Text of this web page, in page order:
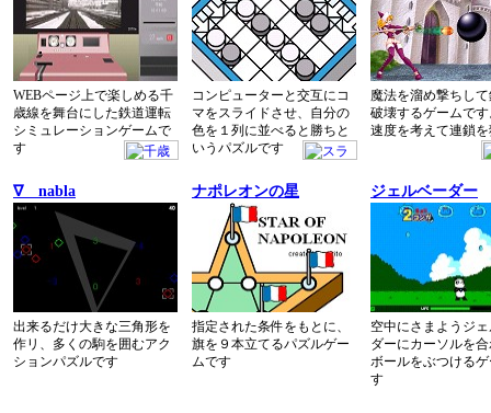
WEBページ上で楽しめる千
歳線を舞台にした鉄道運転
シミュレーションゲームで
す
コンピューターと交互にコ
マをスライドさせ、自分の
色を１列に並べると勝ちと
いうパズルです
魔法を溜め撃ちし
破壊するゲームで
速度を考えて連鎖
∇ nabla
出来るだけ大きな三角形を
作リ、多くの駒を囲むアク
ションパズルです
ナポレオンの星
指定された条件をもとに、
旗を９本立てるパズルゲー
ムです
ジェルベーダー
空中にさまようジ
ダーにカーソルを
ボールをぶつける
す